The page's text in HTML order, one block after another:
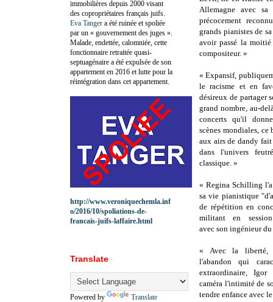
Allemagne avec
précocement
grands pianistes de
avoir passé la
compositeur. »
« Expansif,
le racisme et en
désireux de partager
grand nombre, au-
concerts qu'il
scènes mondiales,
aux airs de dandy
dans l'univers
classique. »
« Regina Schilling l'a
sa vie pianistique
de répétition en
militant en session
avec son ingénieur
« Avec la liberté,
l'abandon qui
extraordinaire,
caméra l'intimité de
tendre enfance avec
immobilières depuis 2000 visant
des copropriétaires français juifs.
Eva Tanger a été ruinée et spoliée
par un « gouvernement des juges ».
Malade, endettée, calomniée, cette
fonctionnaire retraitée quasi-
septuagénaire a été expulsée de son
appartement en 2016 et lutte pour la
réintégration dans cet appartement.
http://www.veroniquechemla.inf
o/2016/10/spoliations-de-
francais-juifs-laffaire.html
Translate
Powered by Translate